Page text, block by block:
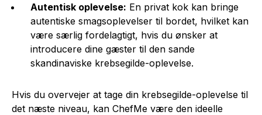
Autentisk oplevelse: En privat kok kan bringe
autentiske smagsoplevelser til bordet, hvilket kan
være særlig fordelagtigt, hvis du ønsker at
introducere dine gæster til den sande
skandinaviske krebsegilde-oplevelse.
Hvis du overvejer at tage din krebsegilde-oplevelse til
det næste niveau, kan ChefMe være den ideelle